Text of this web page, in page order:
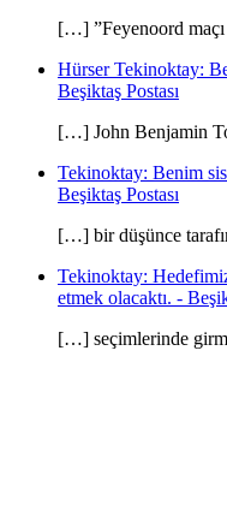
[…] ”Feyenoord maçı
Hürser Tekinoktay:
Beşiktaş Postası
[…] John Benjamin
Tekinoktay: Benim
Beşiktaş Postası
[…] bir düşünce
Tekinoktay:
etmek olacaktı. -
[…] seçimlerinde